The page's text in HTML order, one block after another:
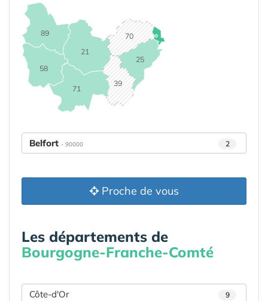
21
25
39
58
70
71
89 90
Belfort - 90000 2
Proche de vous
Les départements de
Bourgogne-Franche-Comté
Côte-d'Or 9